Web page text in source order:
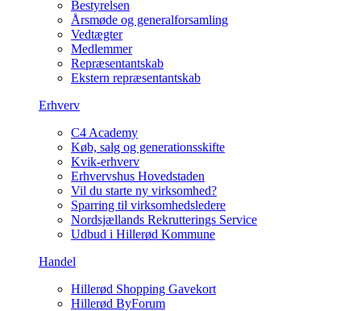
Bestyrelsen
Årsmøde og generalforsamling
Vedtægter
Medlemmer
Repræsentantskab
Ekstern repræsentantskab
Erhverv
C4 Academy
Køb, salg og generationsskifte
Kvik-erhverv
Erhvervshus Hovedstaden
Vil du starte ny virksomhed?
Sparring til virksomhedsledere
Nordsjællands Rekrutterings Service
Udbud i Hillerød Kommune
Handel
Hillerød Shopping Gavekort
Hillerød ByForum